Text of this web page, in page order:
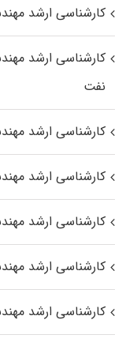
کارشناسی ارشد
کارشناسی ارشد
نفت
کارشناسی ارشد
کارشناسی ارشد
کارشناسی ارشد
کارشناسی ارشد
کارشناسی ارشد